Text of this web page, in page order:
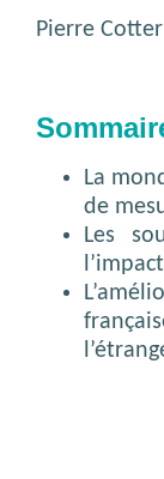
Pierre
La
de
Les